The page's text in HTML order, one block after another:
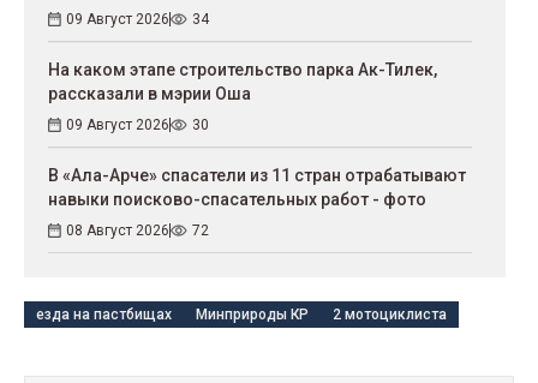
09 Август 2026 34
На каком этапе строительство парка Ак-Тилек,
рассказали в мэрии Оша
09 Август 2026 30
В «Ала-Арче» спасатели из 11 стран отрабатывают
навыки поисково-спасательных работ - фото
08 Август 2026 72
езда на пастбищах Минприроды КР 2 мотоциклиста